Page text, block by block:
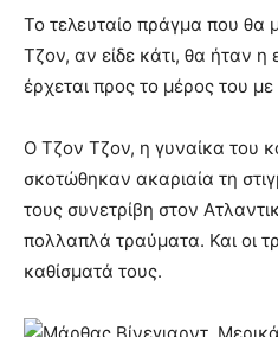
Το τελευταίο πράγμα που θα
Τζον, αν είδε κάτι, θα ήταν
έρχεται προς το μέρος του
Ο Τζον Τζον, η γυναίκα του
σκοτώθηκαν ακαριαία τη
τους συνετρίβη στον
πολλαπλά τραύματα. Και οι
καθίσματά τους.